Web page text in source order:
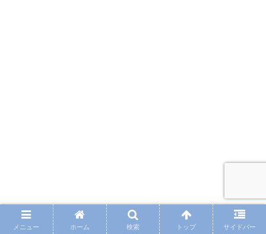
メニュー ホーム 検索 トップ サイドバー